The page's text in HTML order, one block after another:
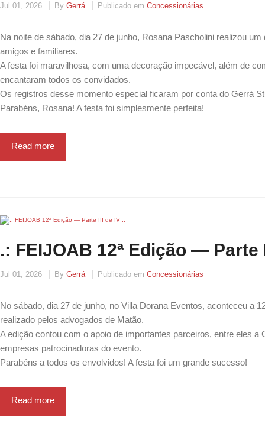
Jul 01, 2026 By Gerrá Publicado em Concessionárias
Na noite de sábado, dia 27 de junho, Rosana Pascholini realizou
amigos e familiares.
A festa foi maravilhosa, com uma decoração impecável, além de
encantaram todos os convidados.
Os registros desse momento especial ficaram por conta do Gerrá
Parabéns, Rosana! A festa foi simplesmente perfeita!
Read more
.: FEIJOAB 12ª Edição — Parte
Jul 01, 2026 By Gerrá Publicado em Concessionárias
No sábado, dia 27 de junho, no Villa Dorana Eventos, aconteceu a
realizado pelos advogados de Matão.
A edição contou com o apoio de importantes parceiros, entre eles a
empresas patrocinadoras do evento.
Parabéns a todos os envolvidos! A festa foi um grande sucesso!
Read more